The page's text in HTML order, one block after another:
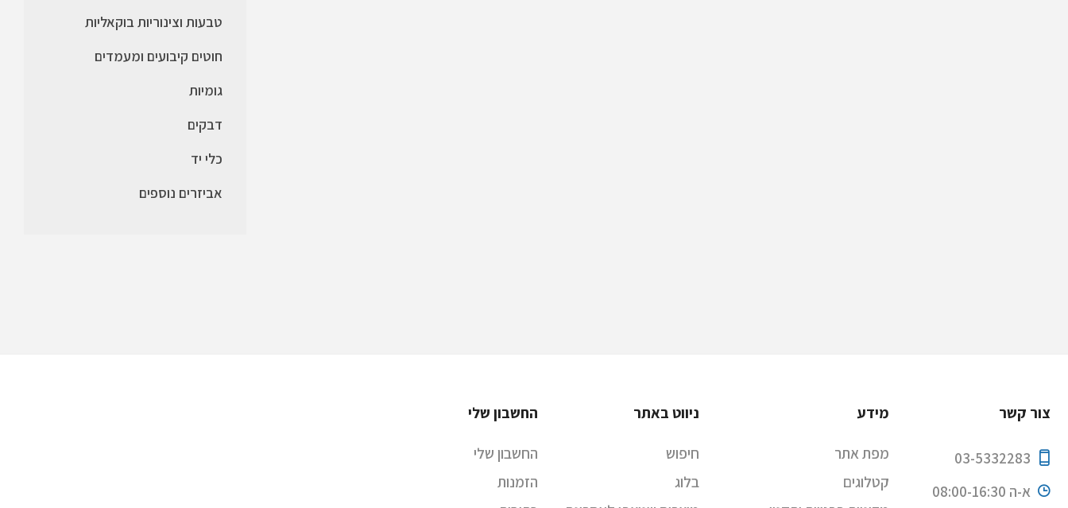
טבעות וצינוריות בוקאליות
חוטים קיבועים ומעמדים
גומיות
דבקים
כלי יד
אביזרים נוספים
צור קשר
03-5332283
א-ה 08:00-16:30
מידע
מפת אתר
קטלוגים
ניווט באתר
חיפוש
בלוג
החשבון שלי
החשבון שלי
הזמנות